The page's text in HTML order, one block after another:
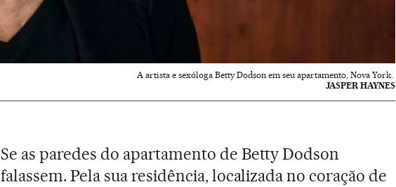
A artista e sexóloga Betty Dodson em seu apartamento, Nova York.
JASPER HAYNES
Se as paredes do apartamento de Betty Dodson
falassem. Pela sua residência, localizada no coração de